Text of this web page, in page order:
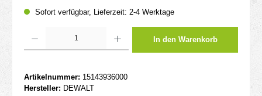
Sofort verfügbar, Lieferzeit: 2-4 Werktage
Produkt Anzahl: Gib den gewünschten Wert ein oder benutze die Schaltflächen um
In den Warenkorb
Artikelnummer: 15143936000
Hersteller: DEWALT